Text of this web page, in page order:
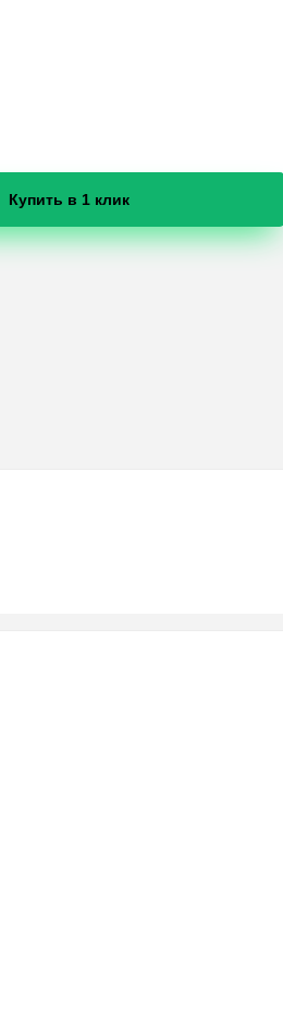
Купить в 1 клик